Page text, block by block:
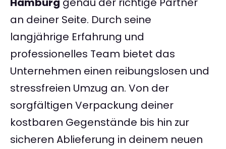
an deiner Seite. Durch seine
langjährige Erfahrung und
professionelles Team bietet das
Unternehmen einen reibungslosen und
stressfreien Umzug an. Von der
sorgfältigen Verpackung deiner
kostbaren Gegenstände bis hin zur
sicheren Ablieferung in deinem neuen